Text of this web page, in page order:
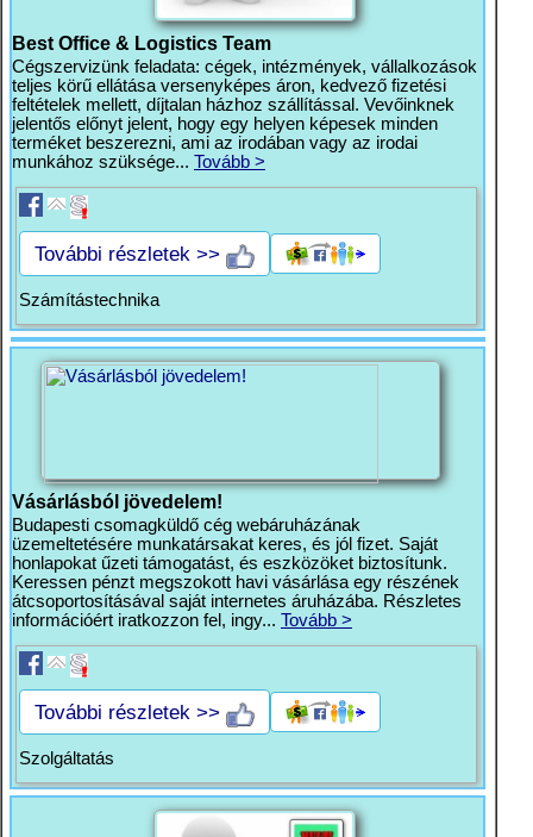
Best Office & Logistics Team
Cégszervizünk feladata: cégek, intézmények, vállalkozások
teljes körű ellátása versenyképes áron, kedvező fizetési
feltételek mellett, díjtalan házhoz szállítással. Vevőinknek
jelentős előnyt jelent, hogy egy helyen képesek minden
terméket beszerezni, ami az irodában vagy az irodai
munkához szüksége... Tovább >
További részletek >>
Számítástechnika
Vásárlásból jövedelem!
Budapesti csomagküldő cég webáruházának
üzemeltetésére munkatársakat keres, és jól fizet. Saját
honlapokat űzeti támogatást, és eszközöket biztosítunk.
Keressen pénzt megszokott havi vásárlása egy részének
átcsoportosításával saját internetes áruházába. Részletes
információért iratkozzon fel, ingy... Tovább >
További részletek >>
Szolgáltatás